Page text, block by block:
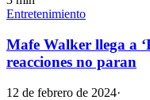
Entretenimiento
Mafe Walker llega a
reacciones no paran
12 de febrero de 2024·